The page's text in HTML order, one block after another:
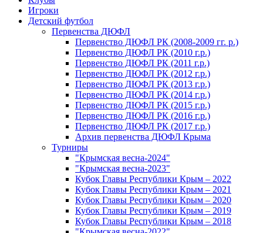
Игроки
Детский футбол
Первенства ДЮФЛ
Первенство ДЮФЛ РК (2008-2009 гг. р.)
Первенство ДЮФЛ РК (2010 г.р.)
Первенство ДЮФЛ РК (2011 г.р.)
Первенство ДЮФЛ РК (2012 г.р.)
Первенство ДЮФЛ РК (2013 г.р.)
Первенство ДЮФЛ РК (2014 г.р.)
Первенство ДЮФЛ РК (2015 г.р.)
Первенство ДЮФЛ РК (2016 г.р.)
Первенство ДЮФЛ РК (2017 г.р.)
Архив первенства ДЮФЛ Крыма
Турниры
"Крымская весна-2024"
"Крымская весна-2023"
Кубок Главы Республики Крым – 2022
Кубок Главы Республики Крым – 2021
Кубок Главы Республики Крым – 2020
Кубок Главы Республики Крым – 2019
Кубок Главы Республики Крым – 2018